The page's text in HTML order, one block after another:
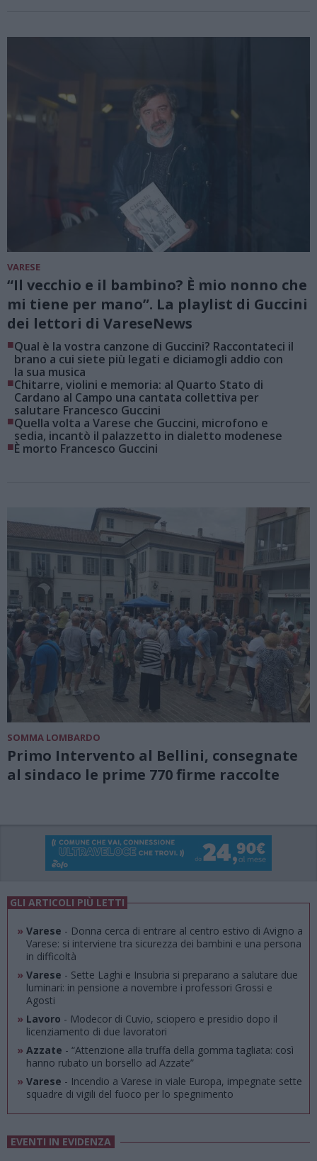
VARESE
“Il vecchio e il bambino? È mio nonno che
mi tiene per mano”. La playlist di Guccini
dei lettori di VareseNews
■Qual è la vostra canzone di Guccini? Raccontateci il
brano a cui siete più legati e diciamogli addio con
la sua musica
■Chitarre, violini e memoria: al Quarto Stato di
Cardano al Campo una cantata collettiva per
salutare Francesco Guccini
■Quella volta a Varese che Guccini, microfono e
sedia, incantò il palazzetto in dialetto modenese
■È morto Francesco Guccini
SOMMA LOMBARDO
Primo Intervento al Bellini, consegnate
al sindaco le prime 770 firme raccolte
GLI ARTICOLI PIÙ LETTI
» Varese - Donna cerca di entrare al centro estivo di Avigno a
Varese: si interviene tra sicurezza dei bambini e una persona
in difficoltà
» Varese - Sette Laghi e Insubria si preparano a salutare due
luminari: in pensione a novembre i professori Grossi e
Agosti
» Lavoro - Modecor di Cuvio, sciopero e presidio dopo il
licenziamento di due lavoratori
» Azzate - “Attenzione alla truffa della gomma tagliata: così
hanno rubato un borsello ad Azzate”
» Varese - Incendio a Varese in viale Europa, impegnate sette
squadre di vigili del fuoco per lo spegnimento
EVENTI IN EVIDENZA